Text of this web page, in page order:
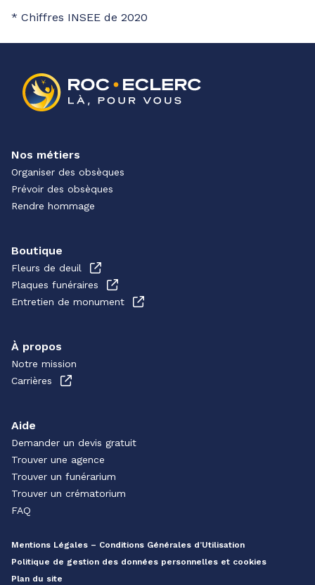
* Chiffres INSEE de 2020
Nos métiers
Organiser des obsèques
Prévoir des obsèques
Rendre hommage
Boutique
Fleurs de deuil
Plaques funéraires
Entretien de monument
À propos
Notre mission
Carrières
Aide
Demander un devis gratuit
Trouver une agence
Trouver un funérarium
Trouver un crématorium
FAQ
Mentions Légales – Conditions Générales d’Utilisation
Politique de gestion des données personnelles et cookies
Plan du site